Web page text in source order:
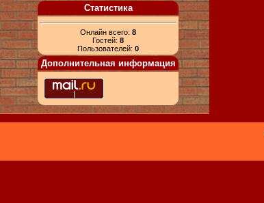
Статистика
Онлайн всего: 8
Гостей: 8
Пользователей: 0
Дополнительная информация